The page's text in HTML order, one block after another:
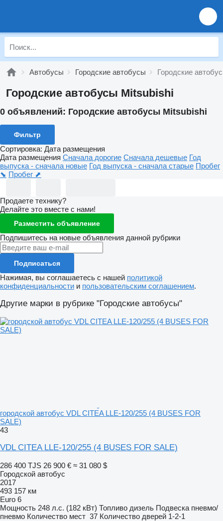
Автобусы Городские автобусы Городские
Городские автобусы Mitsubishi
0 объявлений: Городские автобусы Mitsubishi
Фильтр
Сортировка: Дата размещения
Дата размещения Сначала дорогие Сначала дешевые Год
выпуска - сначала новые Год выпуска - сначала старые Пробег
⬊ Пробег ⬈
Продаете технику?
Делайте это вместе с нами!
Разместить объявление
Подпишитесь на новые объявления данной рубрики
Подписаться
Нажимая, вы соглашаетесь с нашей политикой
конфиденциальности и пользовательским соглашением.
Другие марки в рубрике "Городские автобусы"
городской автобус VDL CITEA LLE-120/255 (4 BUSES FOR
SALE)
43
VDL CITEA LLE-120/255 (4 BUSES FOR SALE)
286 400 TJS 26 900 € ≈ 31 080 $
Городской автобус
2017
493 157 км
Euro 6
Мощность 248 л.с. (182 кВт) Топливо дизель Подвеска пневмо/
пневмо Количество мест 37 Количество дверей 1-2-1